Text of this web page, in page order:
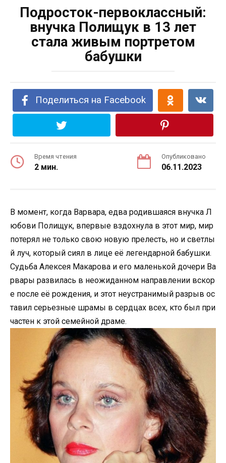
Подросток-первоклассный:
внучка Полищук в 13 лет
стала живым портретом
бабушки
Поделиться на Facebook
Время чтения
2 мин.
Опубликовано
06.11.2023
В момент, когда Варвара, едва родившаяся внучка Л
юбови Полищук, впервые вздохнула в этот мир, мир
потерял не только свою новую прелесть, но и светлы
й луч, который сиял в лице её легендарной бабушки.
Судьба Алексея Макарова и его маленькой дочери Ва
рвары развилась в неожиданном направлении вскор
е после её рождения, и этот неустранимый разрыв ос
тавил серьезные шрамы в сердцах всех, кто был при
частен к этой семейной драме.